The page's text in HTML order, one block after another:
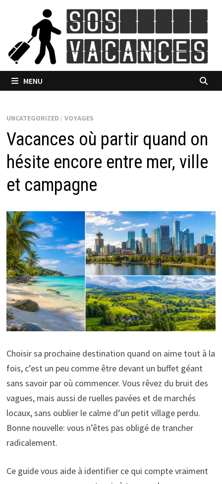
MENU
UNCATEGORIZED / VOYAGES
Vacances où partir quand on
hésite encore entre mer, ville
et campagne
Choisir sa prochaine destination quand on aime tout à la
fois, c’est un peu comme être devant un buffet géant
sans savoir par où commencer. Vous rêvez du bruit des
vagues, mais aussi de ruelles pavées et de marchés
locaux, sans oublier le calme d’un petit village perdu.
Bonne nouvelle: vous n’êtes pas obligé de trancher
radicalement.
Ce guide vous aide à identifier ce qui compte vraiment